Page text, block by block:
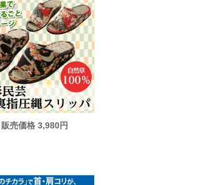
販売価格 3,980円